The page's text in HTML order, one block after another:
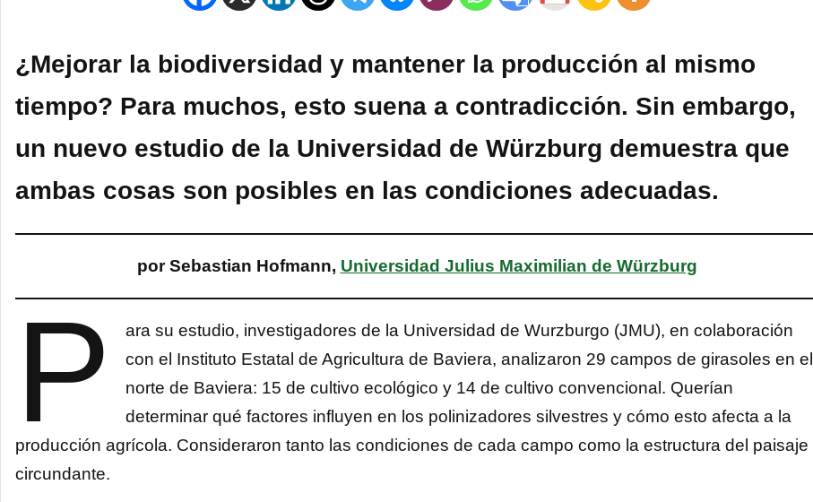
¿Mejorar la biodiversidad y mantener la producción al mismo
tiempo? Para muchos, esto suena a contradicción. Sin embargo,
un nuevo estudio de la Universidad de Würzburg demuestra que
ambas cosas son posibles en las condiciones adecuadas.
por Sebastian Hofmann, Universidad Julius Maximilian de Würzburg
P
ara su estudio, investigadores de la Universidad de Wurzburgo (JMU), en colaboración
con el Instituto Estatal de Agricultura de Baviera, analizaron 29 campos de girasoles en el
norte de Baviera: 15 de cultivo ecológico y 14 de cultivo convencional. Querían
determinar qué factores influyen en los polinizadores silvestres y cómo esto afecta a la
producción agrícola. Consideraron tanto las condiciones de cada campo como la estructura del paisaje
circundante.